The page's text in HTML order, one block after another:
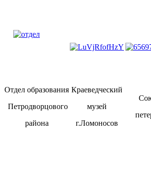
Отдел образования
Петродворцового
района
Краеведческий
музей
г.Ломоносов